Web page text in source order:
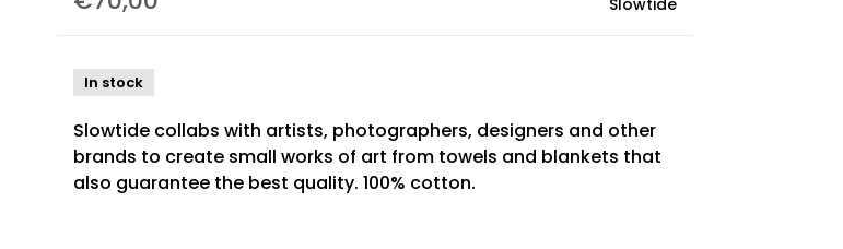
Slowtide
In stock
Slowtide collabs with artists, photographers, designers and other
brands to create small works of art from towels and blankets that
also guarantee the best quality. 100% cotton.